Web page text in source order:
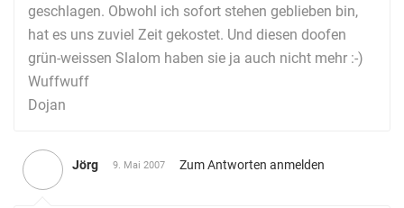
geschlagen. Obwohl ich sofort stehen geblieben bin,
hat es uns zuviel Zeit gekostet. Und diesen doofen
grün-weissen Slalom haben sie ja auch nicht mehr :-)
Wuffwuff
Dojan
Jörg 9. Mai 2007 Zum Antworten anmelden